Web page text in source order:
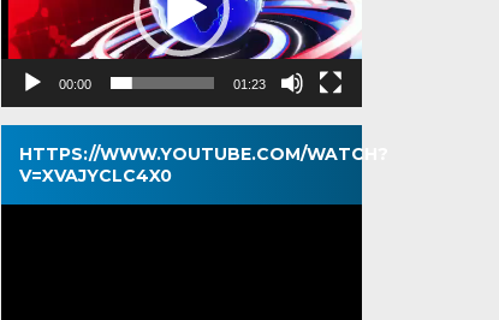
00:00 01:23
HTTPS://WWW.YOUTUBE.COM/WATCH?
V=XVAJYCLC4X0
Pemutar